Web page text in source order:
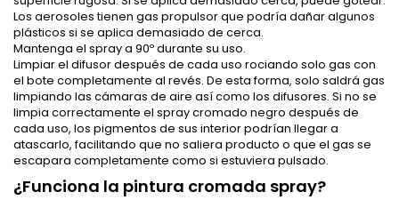
Los aerosoles tienen gas propulsor que podría dañar algunos
plásticos si se aplica demasiado de cerca.
Mantenga el spray a 90º durante su uso.
Limpiar el difusor después de cada uso rociando solo gas con
el bote completamente al revés. De esta forma, solo saldrá gas
limpiando las cámaras de aire así como los difusores. Si no se
limpia correctamente el spray cromado negro después de
cada uso, los pigmentos de sus interior podrían llegar a
atascarlo, facilitando que no saliera producto o que el gas se
escapara completamente como si estuviera pulsado.
¿Funciona la pintura cromada spray?